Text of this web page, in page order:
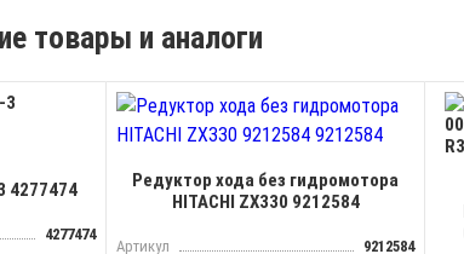
товары и аналоги
4277474
4277474
Редуктор хода без гидромотора
HITACHI ZX330 9212584
Артикул
9212584